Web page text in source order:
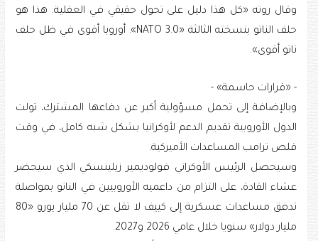
وقال روته «كل هذا دليل على تحول حقيقي في العقلية. هذا هو
حلف الناتو بنسخته الثالثة «NATO 3.0». أوروبا أقوى في ظل حلف
ناتو أقوى».
- «قرارات حاسمة» -
وبالإضافة إلى تحمل مسؤولية أكبر عن دفاعها المشترك، تولت
الدول الأوروبية تقديم الدعم لأوكرانيا بشكل شبه كامل، في وقت
قلص ترامب المساعدات الأميركية.
وسيحصل الرئيس الأوكراني فولوديمير زيلينسكي الذي سيحضر
عشاء القادة، على التزام من داعميه الأوروبيين في الناتو بمواصلة
تدفق مساعدات عسكرية إلى كييف لا تقل عن 70 مليار يورو «80
مليار دولار» سنويا خلال عامي 2026 و2027.